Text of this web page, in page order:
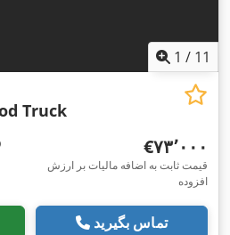
1 / 11
Truck
‎€۷۳٬۰۰۰
قیمت ثابت به اضافه مالیات بر ارزش
افزوده
تماس بگیرید